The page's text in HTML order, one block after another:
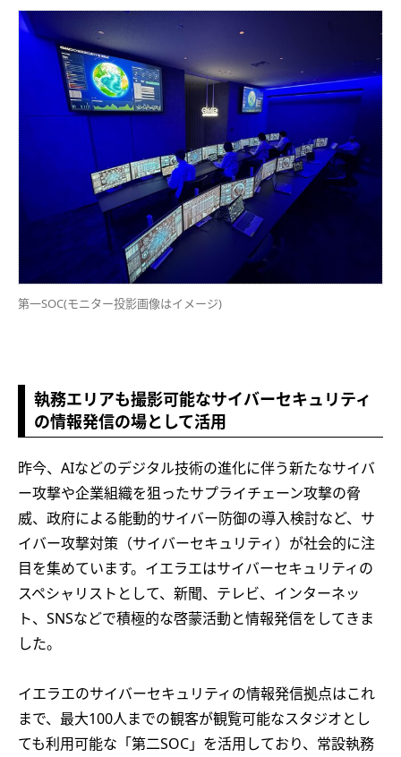
第一SOC(モニター投影画像はイメージ)
執務エリアも撮影可能なサイバーセキュリティ
の情報発信の場として活用
昨今、AIなどのデジタル技術の進化に伴う新たなサイバ
ー攻撃や企業組織を狙ったサプライチェーン攻撃の脅
威、政府による能動的サイバー防御の導入検討など、サ
イバー攻撃対策（サイバーセキュリティ）が社会的に注
目を集めています。イエラエはサイバーセキュリティの
スペシャリストとして、新聞、テレビ、インターネッ
ト、SNSなどで積極的な啓蒙活動と情報発信をしてきま
した。
イエラエのサイバーセキュリティの情報発信拠点はこれ
まで、最大100人までの観客が観覧可能なスタジオとし
ても利用可能な「第二SOC」を活用しており、常設執務